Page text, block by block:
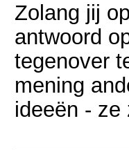
Zolang jij
antwoord
tegenover
mening
ideeën - ze